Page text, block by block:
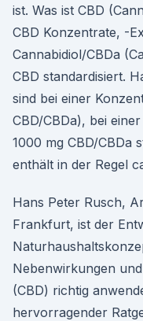
ist. Was ist CBD
CBD Konzentrate, -
Cannabidiol/CBDa
CBD standardisiert.
sind bei einer
CBD/CBDa), bei
1000 mg CBD/CBDa
enthält in der Regel
Hans Peter Rusch,
Frankfurt, ist der
Nebenwirkungen
(CBD) richtig
hervorragender